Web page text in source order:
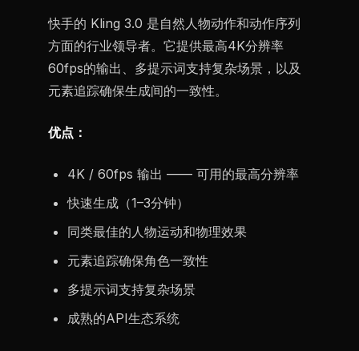
快手的 Kling 3.0 是自然人物动作和动作序列
方面的行业领导者。它提供最高4K分辨率
60fps的输出、多提示词支持复杂场景，以及
元素追踪确保生成间的一致性。
优点：
4K / 60fps 输出 —— 可用的最高分辨率
快速生成（1–3分钟）
同类最佳的人物运动和物理效果
元素追踪确保角色一致性
多提示词支持复杂场景
成熟的API生态系统